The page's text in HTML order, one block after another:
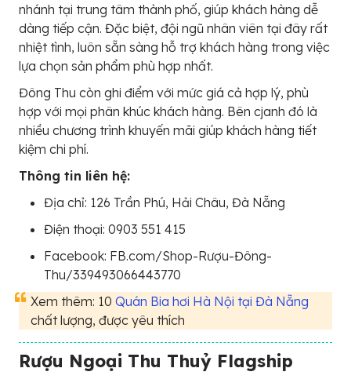
nhánh tại trung tâm thành phố, giúp khách hàng dễ
dàng tiếp cận. Đặc biệt, đội ngũ nhân viên tại đây rất
nhiệt tình, luôn sẵn sàng hỗ trợ khách hàng trong việc
lựa chọn sản phẩm phù hợp nhất.
Đông Thu còn ghi điểm với mức giá cả hợp lý, phù
hợp với mọi phân khúc khách hàng. Bên cjanh đó là
nhiều chương trình khuyến mãi giúp khách hàng tiết
kiệm chi phí.
Thông tin liên hệ:
Địa chỉ: 126 Trần Phú, Hải Châu, Đà Nẵng
Điện thoại: 0903 551 415
Facebook: FB.com/Shop-Rượu-Đông-
Thu/339493066443770
Xem thêm: 10 Quán Bia hơi Hà Nội tại Đà Nẵng
chất lượng, được yêu thích
Rượu Ngoại Thu Thuỷ Flagship